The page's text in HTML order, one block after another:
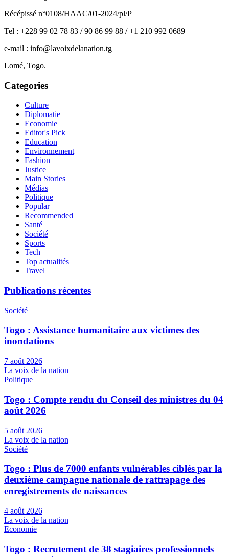
Récépissé n°0108/HAAC/01-2024/pl/P
Tel : +228 99 02 78 83 / 90 86 99 88 / +1 210 992 0689
e-mail : info@lavoixdelanation.tg
Lomé, Togo.
Categories
Culture
Diplomatie
Economie
Editor's Pick
Education
Environnement
Fashion
Justice
Main Stories
Médias
Politique
Popular
Recommended
Santé
Société
Sports
Tech
Top actualités
Travel
Publications récentes
Société
Togo : Assistance humanitaire aux victimes des
inondations
7 août 2026
La voix de la nation
Politique
Togo : Compte rendu du Conseil des ministres du 04
août 2026
5 août 2026
La voix de la nation
Société
Togo : Plus de 7000 enfants vulnérables ciblés par la
deuxième campagne nationale de rattrapage des
enregistrements de naissances
4 août 2026
La voix de la nation
Economie
Togo : Recrutement de 38 stagiaires professionnels